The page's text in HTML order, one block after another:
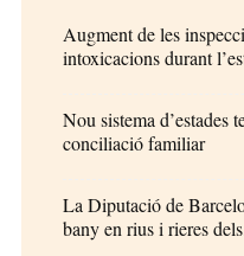
Augment de les
intoxicacions durant
Nou sistema d’estades
conciliació familiar
La Diputació de
bany en rius i rieres